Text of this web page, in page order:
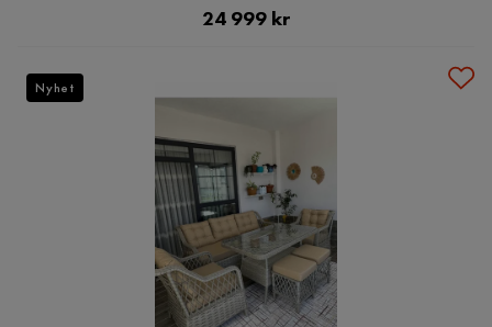
Pris
24 999 kr
Nyhet